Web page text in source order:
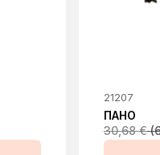
21207
ПАНО
30,68€